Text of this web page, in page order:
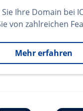
Ihre Domain bei
von zahlreichen
Mehr erfahren